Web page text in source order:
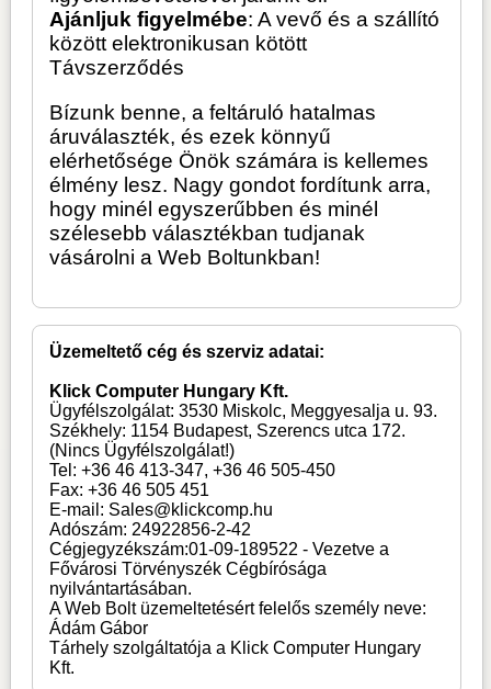
Ajánljuk figyelmébe: A vevő és a szállító
közöttelektronikusan kötött
Távszerződés
Bízunk benne, a feltáruló hatalmas
áruválaszték, és ezek könnyű
elérhetősége Önök számára is kellemes
élmény lesz. Nagy gondot fordítunk arra,
hogy minél egyszerűbben és minél
szélesebb választékban tudjanak
vásárolni a Web Boltunkban!
Üzemeltető cég és szerviz adatai:
Klick Computer Hungary Kft.
Ügyfélszolgálat: 3530 Miskolc, Meggyesalja u. 93.
Székhely: 1154 Budapest, Szerencs utca 172.
(Nincs Ügyfélszolgálat!)
Tel: +36 46 413-347, +36 46 505-450
Fax: +36 46 505 451
E-mail: Sales@klickcomp.hu
Adószám: 24922856-2-42
Cégjegyzékszám:01-09-189522 - Vezetve a
Fővárosi Törvényszék Cégbírósága
nyilvántartásában.
A Web Bolt üzemeltetésért felelős személy neve:
Ádám Gábor
Tárhely szolgáltatója a Klick Computer Hungary
Kft.